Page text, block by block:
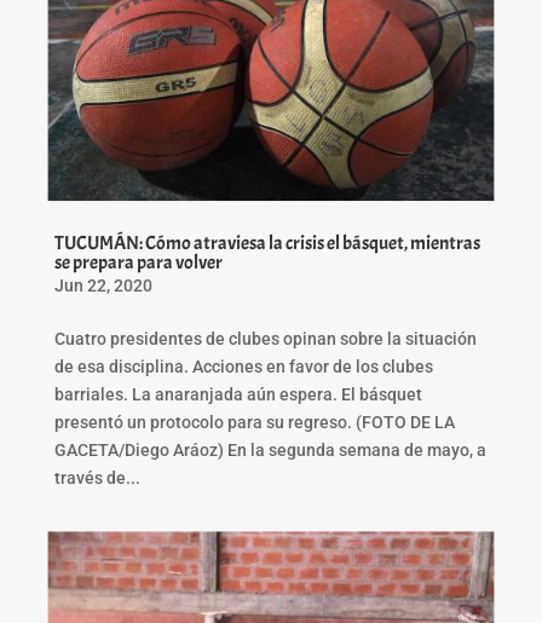
TUCUMÁN: Cómo atraviesa la crisis el básquet, mientras
se prepara para volver
Jun 22, 2020
Cuatro presidentes de clubes opinan sobre la situación
de esa disciplina. Acciones en favor de los clubes
barriales. La anaranjada aún espera. El básquet
presentó un protocolo para su regreso. (FOTO DE LA
GACETA/Diego Aráoz) En la segunda semana de mayo, a
través de...